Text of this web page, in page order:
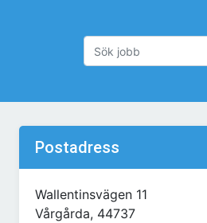
Postadress
Wallentinsvägen 11
Vårgårda, 44737